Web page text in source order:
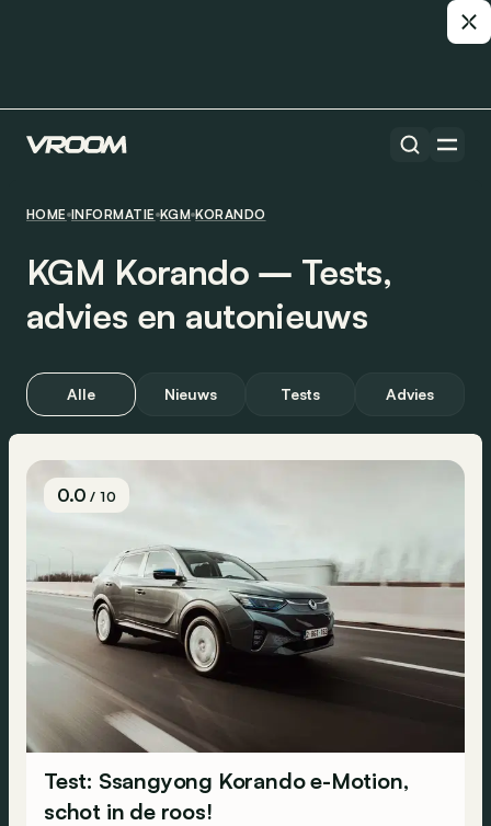
HOME INFORMATIE KGM KORANDO
KGM Korando ― Tests,
advies en autonieuws
Alle Nieuws Tests Advies
0.0/ 10
Test: Ssangyong Korando e-Motion,
schot in de roos!